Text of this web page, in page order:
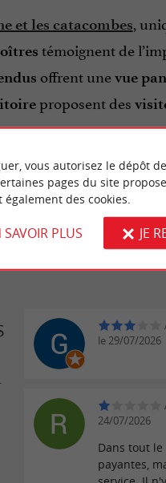
et les catacombes,
témoignent de
offrent unevue
proposent des
visite de Saint-Emilion
le 29/07/2026
24/07/2026
Dans tout
payantes,
vous autorisez le dépôt
pages du site
des cookies.
SAVOIR PLUS JE